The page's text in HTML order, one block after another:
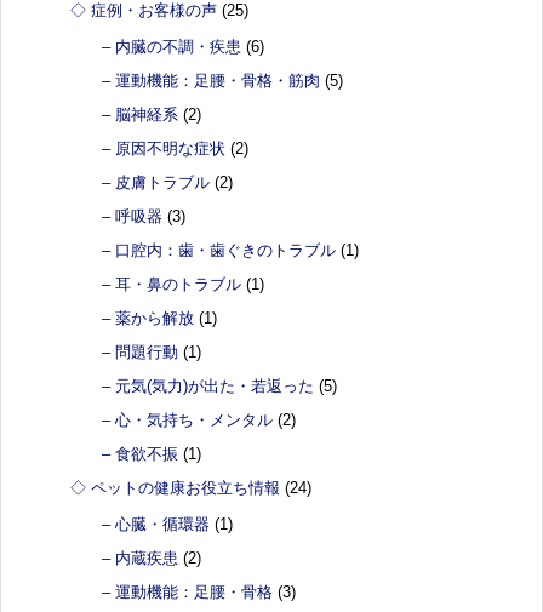
◇ 症例・お客様の声 (25)
– 内臓の不調・疾患 (6)
– 運動機能：足腰・骨格・筋肉 (5)
– 脳神経系 (2)
– 原因不明な症状 (2)
– 皮膚トラブル (2)
– 呼吸器 (3)
– 口腔内：歯・歯ぐきのトラブル (1)
– 耳・鼻のトラブル (1)
– 薬から解放 (1)
– 問題行動 (1)
– 元気(気力)が出た・若返った (5)
– 心・気持ち・メンタル (2)
– 食欲不振 (1)
◇ ペットの健康お役立ち情報 (24)
– 心臓・循環器 (1)
– 内蔵疾患 (2)
– 運動機能：足腰・骨格 (3)